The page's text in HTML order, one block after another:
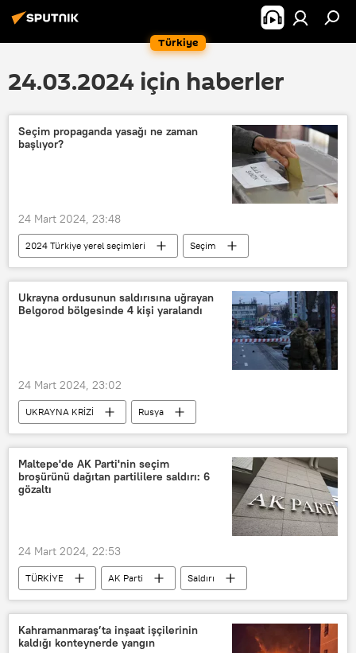
Türkiye
24.03.2024 için haberler
Seçim propaganda yasağı ne zaman
başlıyor?
24 Mart 2024, 23:48
2024 Türkiye yerel seçimleri
Seçim
Propaganda
Yasak
Parti
AK Parti
CHP Sandık
Ukrayna ordusunun saldırısına uğrayan
Belgorod bölgesinde 4 kişi yaralandı
24 Mart 2024, 23:02
UKRAYNA KRİZİ
Rusya
Ukrayna
Belgorod
Maltepe'de AK Parti'nin seçim
broşürünü dağıtan partililere saldırı: 6
gözaltı
24 Mart 2024, 22:53
TÜRKİYE AK Parti
Saldırı
Seçim
Kahramanmaraş’ta inşaat işçilerinin
kaldığı konteynerde yangın